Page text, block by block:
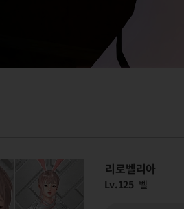
리로벨리아
Lv.125 벨